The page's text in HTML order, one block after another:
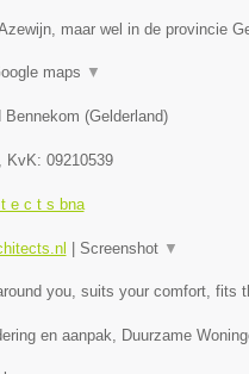
maar wel in de provincie
maps ▼
Bennekom (Gelderland)
KvK: 09210539
e c t s bna
Screenshot ▼
you, suits your comfort, fits
en aanpak, Duurzame